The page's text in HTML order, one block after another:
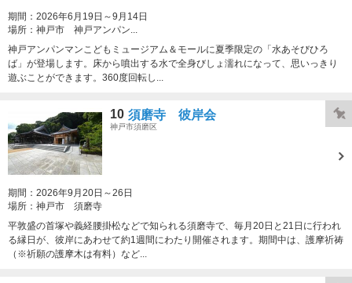
期間： 2026年6月19日～9月14日
場所： 神戸市 神戸アンパン...
神戸アンパンマンこどもミュージアム＆モールに夏季限定の「水あそびひろ
ば」が登場します。床から噴出する水で全身びしょ濡れになって、思いっきり
遊ぶことができます。360度回転し...
10 須磨寺 彼岸会
神戸市須磨区
期間： 2026年9月20日～26日
場所： 神戸市 須磨寺
平敦盛の首塚や義経腰掛松などで知られる須磨寺で、毎月20日と21日に行われ
る縁日が、彼岸にあわせて約1週間にわたり開催されます。期間中は、護摩祈祷
（※祈願の護摩木は有料）など...